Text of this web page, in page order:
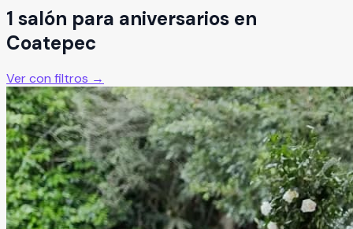
1 salón para aniversarios en
Coatepec
Ver con filtros →